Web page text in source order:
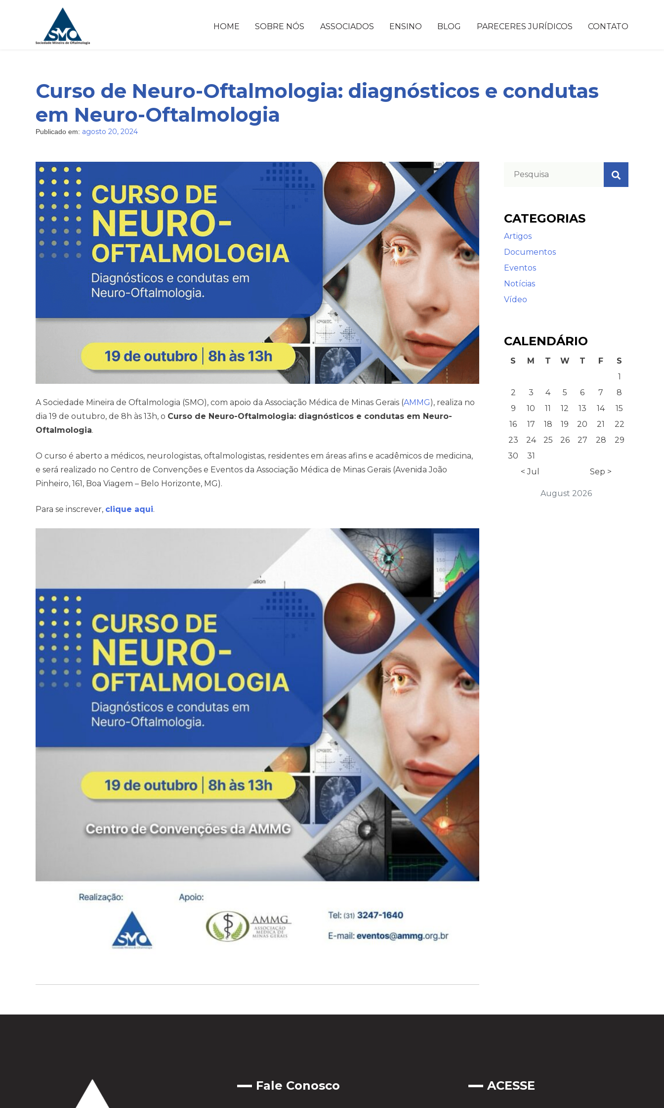
HOME SOBRE NÓS ASSOCIADOS ENSINO BLOG PARECERES JURÍDICOS CONTATO
Curso de Neuro-Oftalmologia: diagnósticos e condutas
em Neuro-Oftalmologia
Publicado em: agosto 20, 2024
A Sociedade Mineira de Oftalmologia (SMO), com apoio da Associação Médica de Minas Gerais (AMMG), realiza no
dia 19 de outubro, de 8h às 13h, o Curso de Neuro-Oftalmologia: diagnósticos e condutas em Neuro-
Oftalmologia.
O curso é aberto a médicos, neurologistas, oftalmologistas, residentes em áreas afins e acadêmicos de medicina,
e será realizado no Centro de Convenções e Eventos da Associação Médica de Minas Gerais (Avenida João
Pinheiro, 161, Boa Viagem – Belo Horizonte, MG).
Para se inscrever, clique aqui.
CATEGORIAS
Artigos
Documentos
Eventos
Notícias
Vídeo
CALENDÁRIO
August 2026
S M T W T F
S
1
2
3 4 5 6 7
8
9
10 11 12 13 14
15
16
17 18 19 20 21
22
23
24 25 26 27 28
29
30
31
< Jul
Sep >
Fale Conosco ACESSE